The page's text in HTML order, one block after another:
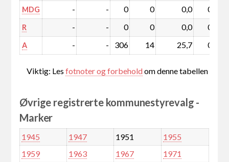
MDG - - 0 0 0,0 0,0
R - - 0 0 0,0 0,0
A - - 306 14 25,7 0,4
Viktig: Lesfotnoter og forbeholdom denne tabellen
Øvrige registrerte kommunestyrevalg -
Marker
1945 1947 1951
1955
1959
1963 1967
1971